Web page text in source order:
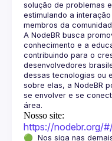
solução de problemas
estimulando a
A NodeBR busca
conhecimento e a
contribuindo para o
desenvolvedores
dessas tecnologias ou
sobre elas, a NodeBR
se envolver e se
Nosso site:
https://nodebr.org/